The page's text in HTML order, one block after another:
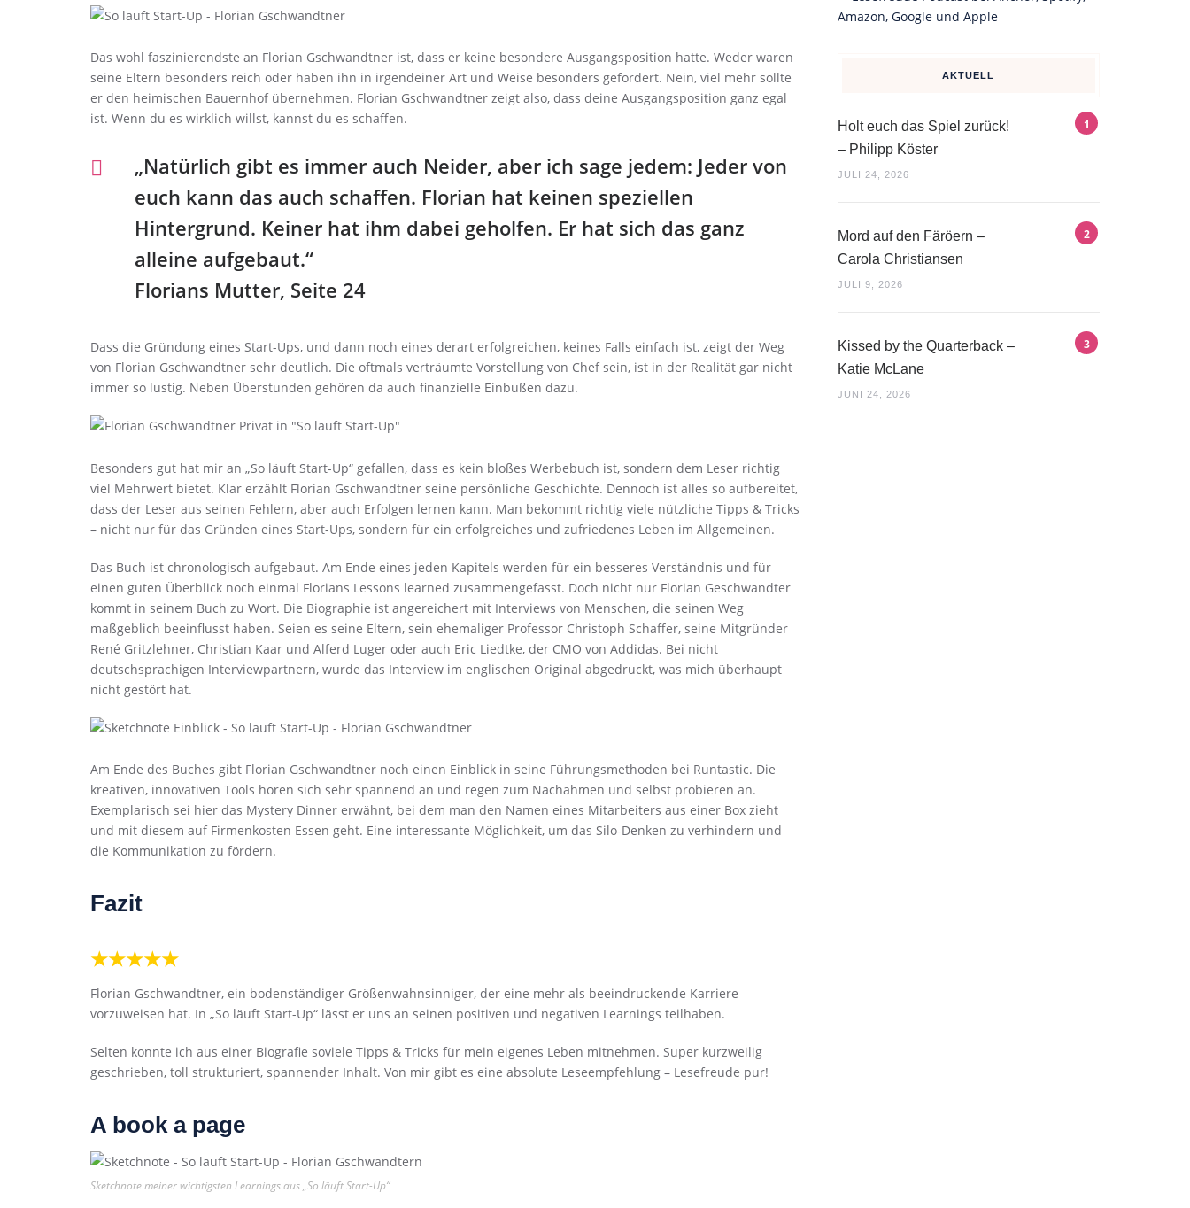
Das wohl faszinierendste an Florian Gschwandtner ist, dass er keine besondere Ausgangsposition hatte. Weder waren
seine Eltern besonders reich oder haben ihn in irgendeiner Art und Weise besonders gefördert. Nein, viel mehr sollte
er den heimischen Bauernhof übernehmen. Florian Gschwandtner zeigt also, dass deine Ausgangsposition ganz egal
ist. Wenn du es wirklich willst, kannst du es schaffen.
„Natürlich gibt es immer auch Neider, aber ich sage jedem: Jeder von
euch kann das auch schaffen. Florian hat keinen speziellen
Hintergrund. Keiner hat ihm dabei geholfen. Er hat sich das ganz
alleine aufgebaut.“
Florians Mutter, Seite 24
Dass die Gründung eines Start-Ups, und dann noch eines derart erfolgreichen, keines Falls einfach ist, zeigt der Weg
von Florian Gschwandtner sehr deutlich. Die oftmals verträumte Vorstellung von Chef sein, ist in der Realität gar nicht
immer so lustig. Neben Überstunden gehören da auch finanzielle Einbußen dazu.
Besonders gut hat mir an „So läuft Start-Up“ gefallen, dass es kein bloßes Werbebuch ist, sondern dem Leser richtig
viel Mehrwert bietet. Klar erzählt Florian Gschwandtner seine persönliche Geschichte. Dennoch ist alles so aufbereitet,
dass der Leser aus seinen Fehlern, aber auch Erfolgen lernen kann. Man bekommt richtig viele nützliche Tipps & Tricks
– nicht nur für das Gründen eines Start-Ups, sondern für ein erfolgreiches und zufriedenes Leben im Allgemeinen.
Das Buch ist chronologisch aufgebaut. Am Ende eines jeden Kapitels werden für ein besseres Verständnis und für
einen guten Überblick noch einmal Florians Lessons learned zusammengefasst. Doch nicht nur Florian Geschwandter
kommt in seinem Buch zu Wort. Die Biographie ist angereichert mit Interviews von Menschen, die seinen Weg
maßgeblich beeinflusst haben. Seien es seine Eltern, sein ehemaliger Professor Christoph Schaffer, seine Mitgründer
René Gritzlehner, Christian Kaar und Alferd Luger oder auch Eric Liedtke, der CMO von Addidas. Bei nicht
deutschsprachigen Interviewpartnern, wurde das Interview im englischen Original abgedruckt, was mich überhaupt
nicht gestört hat.
Am Ende des Buches gibt Florian Gschwandtner noch einen Einblick in seine Führungsmethoden bei Runtastic. Die
kreativen, innovativen Tools hören sich sehr spannend an und regen zum Nachahmen und selbst probieren an.
Exemplarisch sei hier das Mystery Dinner erwähnt, bei dem man den Namen eines Mitarbeiters aus einer Box zieht
und mit diesem auf Firmenkosten Essen geht. Eine interessante Möglichkeit, um das Silo-Denken zu verhindern und
die Kommunikation zu fördern.
Fazit
★★★★★
Florian Gschwandtner, ein bodenständiger Größenwahnsinniger, der eine mehr als beeindruckende Karriere
vorzuweisen hat. In „So läuft Start-Up“ lässt er uns an seinen positiven und negativen Learnings teilhaben.
Selten konnte ich aus einer Biografie soviele Tipps & Tricks für mein eigenes Leben mitnehmen. Super kurzweilig
geschrieben, toll strukturiert, spannender Inhalt. Von mir gibt es eine absolute Leseempfehlung – Lesefreude pur!
A book a page
Sketchnote meiner wichtigsten Learnings aus „So läuft Start-Up“
AKTUELL
Holt euch das Spiel zurück!
– Philipp Köster
JULI 24, 2026
Mord auf den Färöern –
Carola Christiansen
JULI 9, 2026
Kissed by the Quarterback –
Katie McLane
JUNI 24, 2026